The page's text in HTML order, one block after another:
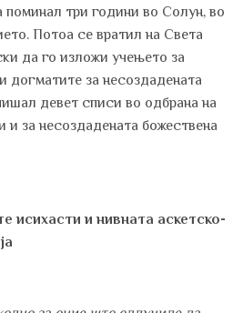
поминал три години во Солун, во
Потоа се вратил на Света
да го изложи учењето за
догматите за несоздадената
девет списи во одбрана на
и за несоздадената божествена
исихасти и нивната аскетско-